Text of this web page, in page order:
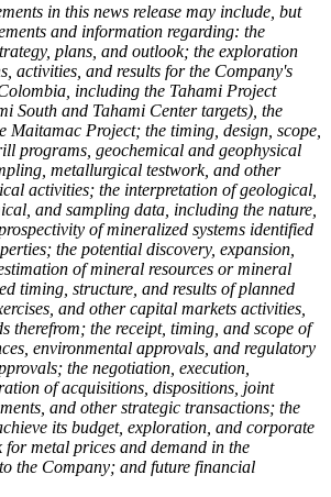
in this news release may include, but
and information regarding: the
plans, and outlook; the exploration
activities, and results for the Company's
including the Tahami Project
South and Tahami Center targets), the
Maitamac Project; the timing, design, scope,
programs, geochemical and geophysical
metallurgical testwork, and other
activities; the interpretation of geological,
and sampling data, including the nature,
of mineralized systems identified
the potential discovery, expansion,
of mineral resources or mineral
timing, structure, and results of planned
and other capital markets activities,
therefrom; the receipt, timing, and scope of
environmental approvals, and regulatory
the negotiation, execution,
of acquisitions, dispositions, joint
and other strategic transactions; the
its budget, exploration, and corporate
for metal prices and demand in the
the Company; and future financial